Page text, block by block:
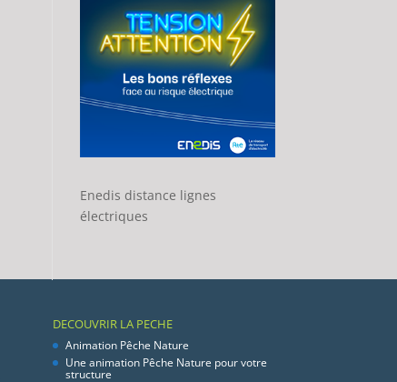
Enedis distance lignes
électriques
DECOUVRIR LA PECHE
Animation Pêche Nature
Une animation Pêche Nature pour votre
structure